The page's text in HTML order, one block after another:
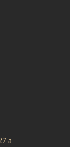
a